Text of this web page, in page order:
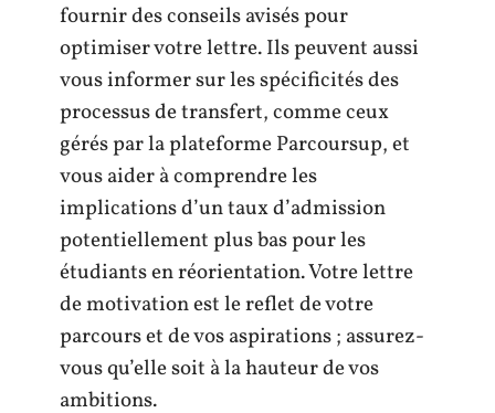
fournir des conseils avisés pour
optimiser votre lettre. Ils peuvent aussi
vous informer sur les spécificités des
processus de transfert, comme ceux
gérés par la plateforme Parcoursup, et
vous aider à comprendre les
implications d’un taux d’admission
potentiellement plus bas pour les
étudiants en réorientation. Votre lettre
de motivation est le reflet de votre
parcours et de vos aspirations ; assurez-
vous qu’elle soit à la hauteur de vos
ambitions.